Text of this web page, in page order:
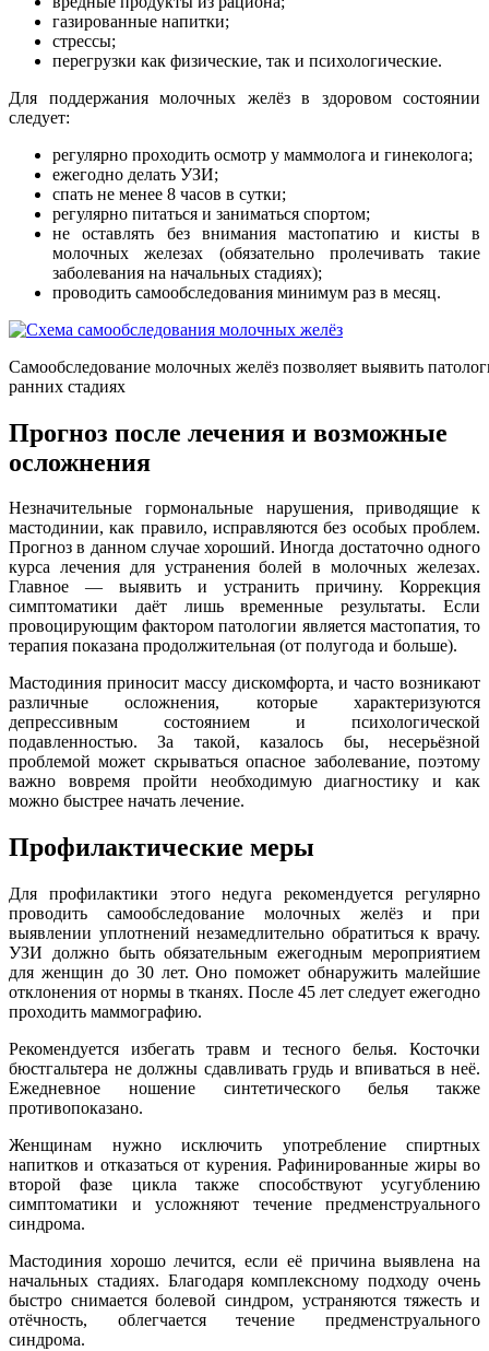
газированные напитки;
стрессы;
перегрузки как физические, так и психологические.
Для поддержания молочных желёз в здоровом состоянии
следует:
регулярно проходить осмотр у маммолога и гинеколога;
ежегодно делать УЗИ;
спать не менее 8 часов в сутки;
регулярно питаться и заниматься спортом;
не оставлять без внимания мастопатию и кисты в
молочных железах (обязательно пролечивать такие
заболевания на начальных стадиях);
проводить самообследования минимум раз в месяц.
Самообследование молочных желёз позволяет выявить
ранних стадиях
Прогноз после лечения и возможные
осложнения
Незначительные гормональные нарушения, приводящие к
мастодинии, как правило, исправляются без особых проблем.
Прогноз в данном случае хороший. Иногда достаточно одного
курса лечения для устранения болей в молочных железах.
Главное — выявить и устранить причину. Коррекция
симптоматики даёт лишь временные результаты. Если
провоцирующим фактором патологии является мастопатия, то
терапия показана продолжительная (от полугода и больше).
Мастодиния приносит массу дискомфорта, и часто возникают
различные осложнения, которые характеризуются
депрессивным состоянием и психологической
подавленностью. За такой, казалось бы, несерьёзной
проблемой может скрываться опасное заболевание, поэтому
важно вовремя пройти необходимую диагностику и как
можно быстрее начать лечение.
Профилактические меры
Для профилактики этого недуга рекомендуется регулярно
проводить самообследование молочных желёз и при
выявлении уплотнений незамедлительно обратиться к врачу.
УЗИ должно быть обязательным ежегодным мероприятием
для женщин до 30 лет. Оно поможет обнаружить малейшие
отклонения от нормы в тканях. После 45 лет следует ежегодно
проходить маммографию.
Рекомендуется избегать травм и тесного белья. Косточки
бюстгальтера не должны сдавливать грудь и впиваться в неё.
Ежедневное ношение синтетического белья также
противопоказано.
Женщинам нужно исключить употребление спиртных
напитков и отказаться от курения. Рафинированные жиры во
второй фазе цикла также способствуют усугублению
симптоматики и усложняют течение предменструального
синдрома.
Мастодиния хорошо лечится, если её причина выявлена на
начальных стадиях. Благодаря комплексному подходу очень
быстро снимается болевой синдром, устраняются тяжесть и
отёчность, облегчается течение предменструального
синдрома.